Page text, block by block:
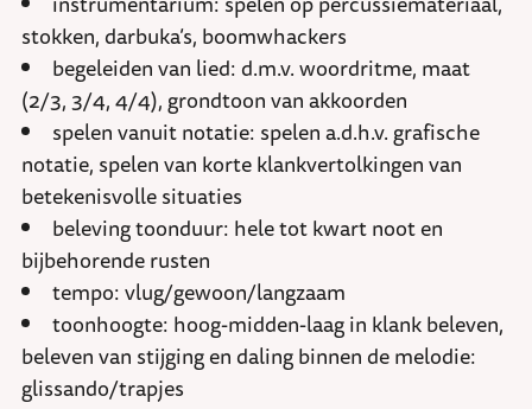
stokken, darbuka’s, boomwhackers
begeleiden van lied: d.m.v. woordritme, maat
(2/3, 3/4, 4/4), grondtoon van akkoorden
spelen vanuit notatie: spelen a.d.h.v. grafische
notatie, spelen van korte klankvertolkingen van
betekenisvolle situaties
beleving toonduur: hele tot kwart noot en
bijbehorende rusten
tempo: vlug/gewoon/langzaam
toonhoogte: hoog-midden-laag in klank beleven,
beleven van stijging en daling binnen de melodie:
glissando/trapjes